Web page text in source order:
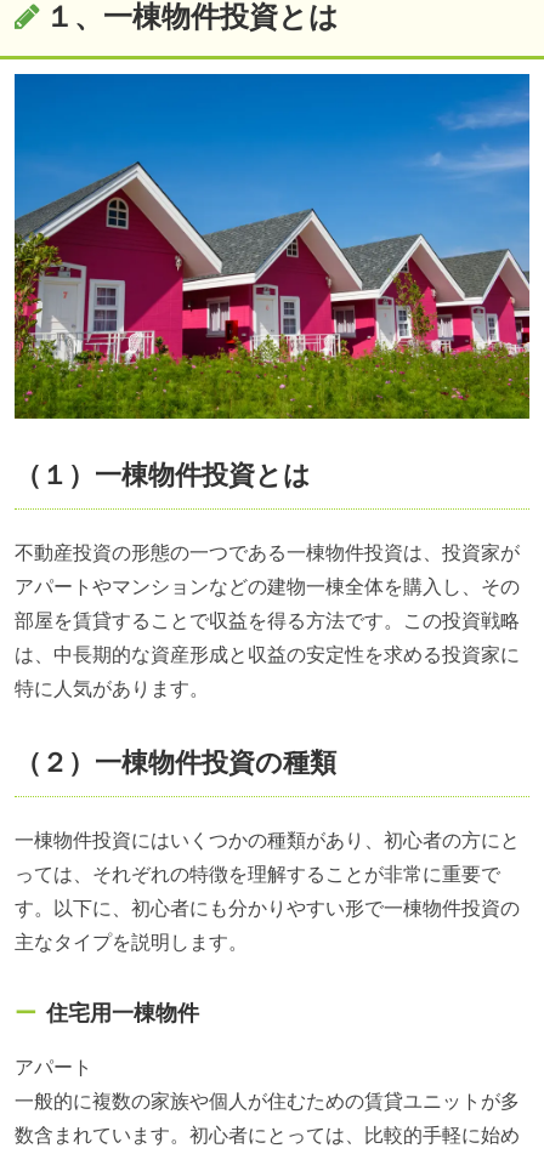
１、一棟物件投資とは
（１）一棟物件投資とは
不動産投資の形態の一つである一棟物件投資は、投資家が
アパートやマンションなどの建物一棟全体を購入し、その
部屋を賃貸することで収益を得る方法です。この投資戦略
は、中長期的な資産形成と収益の安定性を求める投資家に
特に人気があります。
（２）一棟物件投資の種類
一棟物件投資にはいくつかの種類があり、初心者の方にと
っては、それぞれの特徴を理解することが非常に重要で
す。以下に、初心者にも分かりやすい形で一棟物件投資の
主なタイプを説明します。
住宅用一棟物件
アパート
一般的に複数の家族や個人が住むための賃貸ユニットが多
数含まれています。初心者にとっては、比較的手軽に始め